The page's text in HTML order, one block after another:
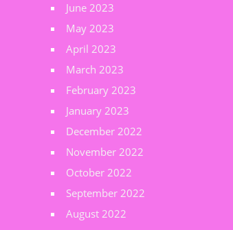
June 2023
May 2023
April 2023
March 2023
February 2023
January 2023
December 2022
November 2022
October 2022
September 2022
August 2022